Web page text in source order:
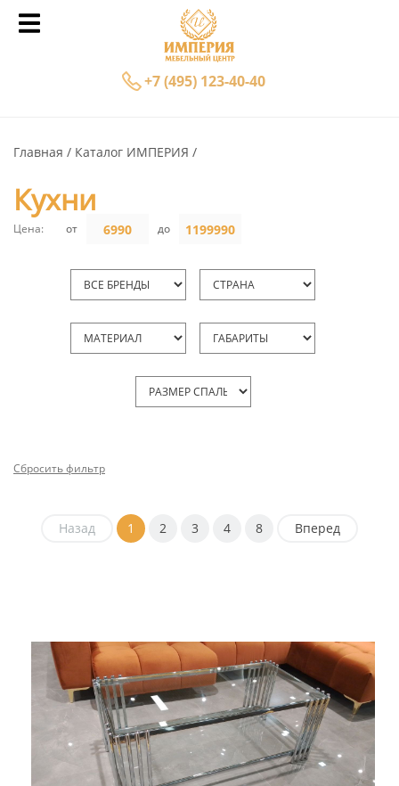
+7 (495) 123-40-40
Главная Каталог ИМПЕРИЯ
Кухни
Цена: от до
Сбросить фильтр
Назад 1 2 3 4 8 Вперед